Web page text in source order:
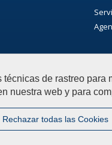
técnicas de rastreo
nuestra web y para
Rechazar todas las Cookies
de Olavide - Facultad de